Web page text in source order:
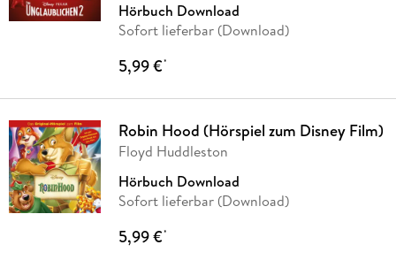
Hörbuch Download
Sofort lieferbar (Download)
5,99 €*
Robin Hood (Hörspiel zum Disney Film)
Floyd Huddleston
Hörbuch Download
Sofort lieferbar (Download)
5,99 €*